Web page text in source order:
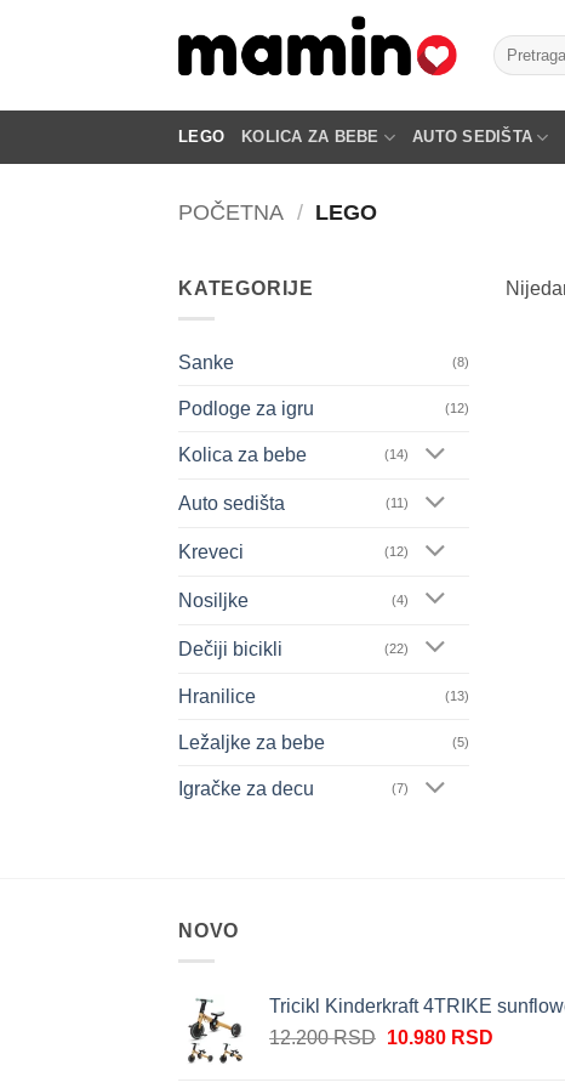
Pretraga
za:
LEGO KOLICA ZA BEBE AUTO SEDIŠTA
POČETNA / LEGO
KATEGORIJE
Sanke (8)
Podloge za igru (12)
Kolica za bebe (14)
Auto sedišta (11)
Kreveci (12)
Nosiljke (4)
Dečiji bicikli (22)
Hranilice (13)
Ležaljke za bebe (5)
Igračke za decu (7)
NOVO
Tricikl Kinderkraft 4TRIKE
12.200RSD Originalna
10.980 RSDTrenutna